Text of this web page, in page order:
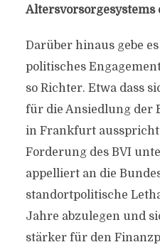
Altersvorsorgesystems
Darüber hinaus gebe
politisches
so Richter. Etwa dass
für die Ansiedlung der
in Frankfurt
Forderung des BVI
appelliert an die
standortpolitische
Jahre abzulegen und
stärker für den